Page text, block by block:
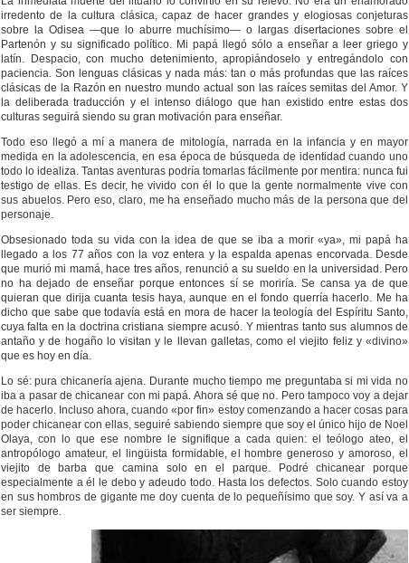
irredento de la cultura clásica, capaz de hacer grandes y elogiosas conjeturas
sobre la Odisea —que lo aburre muchísimo— o largas disertaciones sobre el
Partenón y su significado político. Mi papá llegó sólo a enseñar a leer griego y
latín. Despacio, con mucho detenimiento, apropiándoselo y entregándolo con
paciencia. Son lenguas clásicas y nada más: tan o más profundas que las raíces
clásicas de la Razón en nuestro mundo actual son las raíces semitas del Amor. Y
la deliberada traducción y el intenso diálogo que han existido entre estas dos
culturas seguirá siendo su gran motivación para enseñar.
Todo eso llegó a mí a manera de mitología, narrada en la infancia y en mayor
medida en la adolescencia, en esa época de búsqueda de identidad cuando uno
todo lo idealiza. Tantas aventuras podría tomarlas fácilmente por mentira: nunca fui
testigo de ellas. Es decir, he vivido con él lo que la gente normalmente vive con
sus abuelos. Pero eso, claro, me ha enseñado mucho más de la persona que del
personaje.
Obsesionado toda su vida con la idea de que se iba a morir «ya», mi papá ha
llegado a los 77 años con la voz entera y la espalda apenas encorvada. Desde
que murió mi mamá, hace tres años, renunció a su sueldo en la universidad. Pero
no ha dejado de enseñar porque entonces sí se moriría. Se cansa ya de que
quieran que dirija cuanta tesis haya, aunque en el fondo querría hacerlo. Me ha
dicho que sabe que todavía está en mora de hacer la teología del Espíritu Santo,
cuya falta en la doctrina cristiana siempre acusó. Y mientras tanto sus alumnos de
antaño y de hogaño lo visitan y le llevan galletas, como el viejito feliz y «divino»
que es hoy en día.
Lo sé: pura chicanería ajena. Durante mucho tiempo me preguntaba si mi vida no
iba a pasar de chicanear con mi papá. Ahora sé que no. Pero tampoco voy a dejar
de hacerlo. Incluso ahora, cuando «por fin» estoy comenzando a hacer cosas para
poder chicanear con ellas, seguiré sabiendo siempre que soy el único hijo de Noel
Olaya, con lo que ese nombre le signifique a cada quien: el teólogo ateo, el
antropólogo amateur, el lingüista formidable, el hombre generoso y amoroso, el
viejito de barba que camina solo en el parque. Podré chicanear porque
especialmente a él le debo y adeudo todo. Hasta los defectos. Solo cuando estoy
en sus hombros de gigante me doy cuenta de lo pequeñísimo que soy. Y así va a
ser siempre.